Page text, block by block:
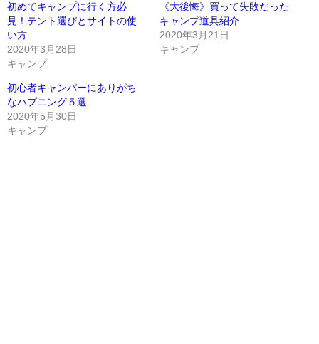
初めてキャンプに行く方必
見！テント選びとサイトの使
い方
2020年3月28日
キャンプ
《大後悔》買って失敗だった
キャンプ道具紹介
2020年3月21日
キャンプ
初心者キャンパーにありがち
なハプニング５選
2020年5月30日
キャンプ